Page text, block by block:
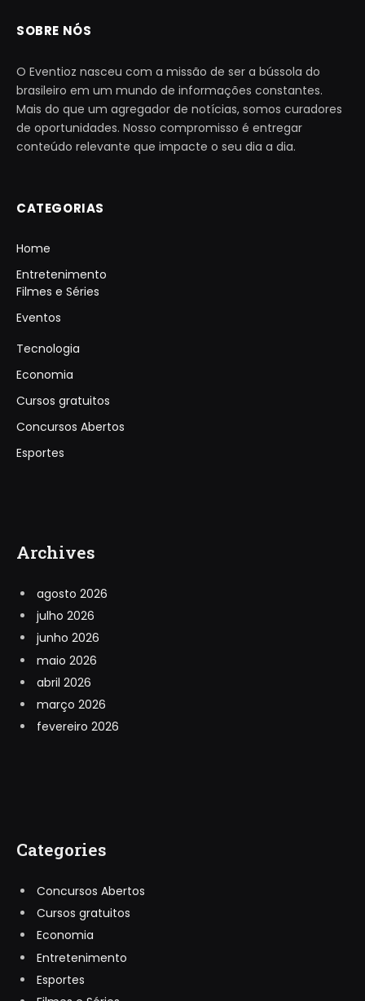
SOBRE NÓS
O Eventioz nasceu com a missão de ser a bússola do
brasileiro em um mundo de informações constantes.
Mais do que um agregador de notícias, somos curadores
de oportunidades. Nosso compromisso é entregar
conteúdo relevante que impacte o seu dia a dia.
CATEGORIAS
Home
Entretenimento
Filmes e Séries
Eventos
Tecnologia
Economia
Cursos gratuitos
Concursos Abertos
Esportes
Archives
agosto 2026
julho 2026
junho 2026
maio 2026
abril 2026
março 2026
fevereiro 2026
Categories
Concursos Abertos
Cursos gratuitos
Economia
Entretenimento
Esportes